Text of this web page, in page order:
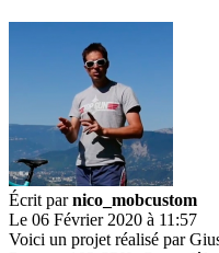
Écrit parnico_mobcustom
Le 06 Février 2020 à 11:57
Voici un projet réalisé par